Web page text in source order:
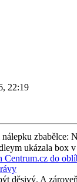
22:19
zbabělce:
ukázala box
Centrum.cz do
děsivý. A